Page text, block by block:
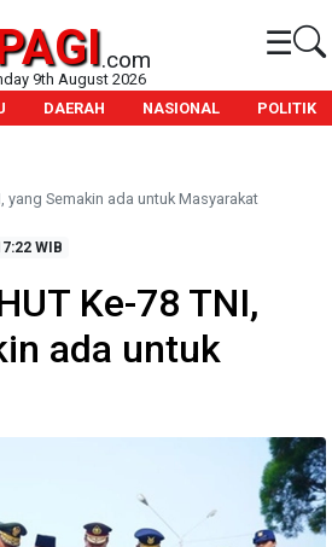
.com ☰
9th August 2026
DAERAH NASIONAL POLITIK
yang Semakin ada untuk Masyarakat
WIB
Ke-78 TNI,
ada untuk